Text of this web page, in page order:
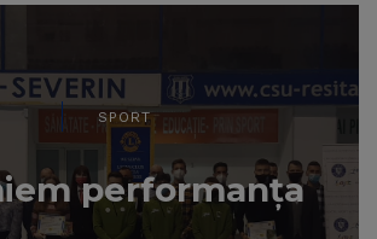
SPORT
performanța